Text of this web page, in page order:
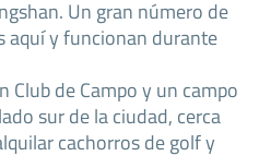
Un gran número de
aquí y funcionan durante
Club de Campo y un campo
sur de la ciudad, cerca
cachorros de golf y